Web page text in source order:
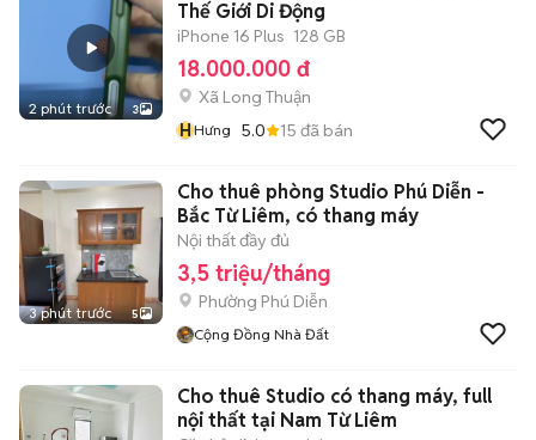
2 phút trước 3
Thế Giới Di Động
iPhone 16 Plus 128 GB
18.000.000 đ
Xã Long Thuận
HHưng 5.0 15 đã bán
3 phút trước 5
Cho thuê phòng Studio Phú Diễn -
Bắc Từ Liêm, có thang máy
Nội thất đầy đủ
3,5 triệu/tháng
Phường Phú Diễn
Cộng Đồng Nhà Đất
Cho thuê Studio có thang máy, full
nội thất tại Nam Từ Liêm